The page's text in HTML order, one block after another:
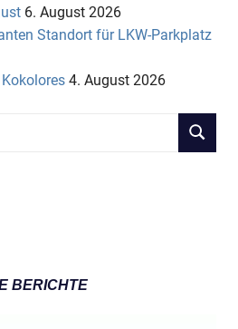
6. August 2026
Standort für LKW-Parkplatz
4. August 2026
BERICHTE